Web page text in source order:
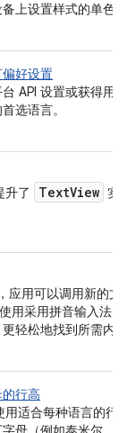
上设置样式的单色
好设置
API 设置或获得用
选语言。
升了
TextView 实
用可以调用新的文
用采用拼音输入法的
轻松地找到所需内
行高
适合每种语言的行